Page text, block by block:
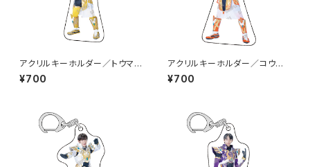
アクリルキーホルダー／トウマ
（BAKY-01）
¥700
アクリルキーホルダー／コウタ
（BAKO-01）
¥700